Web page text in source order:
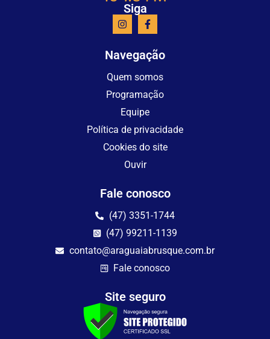
Siga
Navegação
Quem somos
Programação
Equipe
Política de privacidade
Cookies do site
Ouvir
Fale conosco
(47) 3351-1744
(47) 99211-1139
contato@araguaiabrusque.com.br
Fale conosco
Site seguro